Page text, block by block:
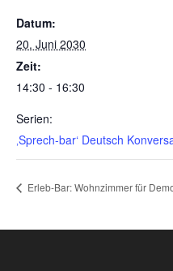
Datum:
20. Juni 2030
Zeit:
14:30 - 16:30
Serien:
‚Sprech-bar‘ Deutsch
Erleb-Bar: Wohnzimmer für